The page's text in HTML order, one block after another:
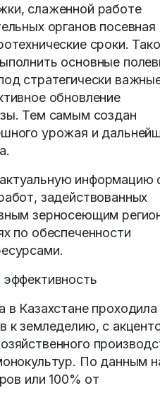
слаженной работе
органов посевная
сроки.
основные
стратегически
обновление
Тем самым создан
урожая и
информацию
задействованных
зерносеющим
по обеспеченности
в Казахстане проходила
к земледелию, с
По данным
или 100% от